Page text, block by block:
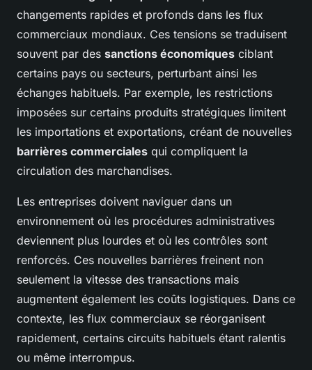
changements rapides et profonds dans les flux
commerciaux mondiaux. Ces tensions se traduisent
souvent par des sanctions économiques ciblant
certains pays ou secteurs, perturbant ainsi les
échanges habituels. Par exemple, les restrictions
imposées sur certains produits stratégiques limitent
les importations et exportations, créant de nouvelles
barrières commerciales qui compliquent la
circulation des marchandises.
Les entreprises doivent naviguer dans un
environnement où les procédures administratives
deviennent plus lourdes et où les contrôles sont
renforcés. Ces nouvelles barrières freinent non
seulement la vitesse des transactions mais
augmentent également les coûts logistiques. Dans ce
contexte, les flux commerciaux se réorganisent
rapidement, certains circuits habituels étant ralentis
ou même interrompus.